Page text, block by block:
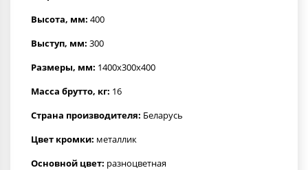
Высота, мм: 400
Выступ, мм: 300
Размеры, мм: 1400x300x400
Масса брутто, кг: 16
Страна производителя: Беларусь
Цвет кромки: металлик
Основной цвет: разноцветная